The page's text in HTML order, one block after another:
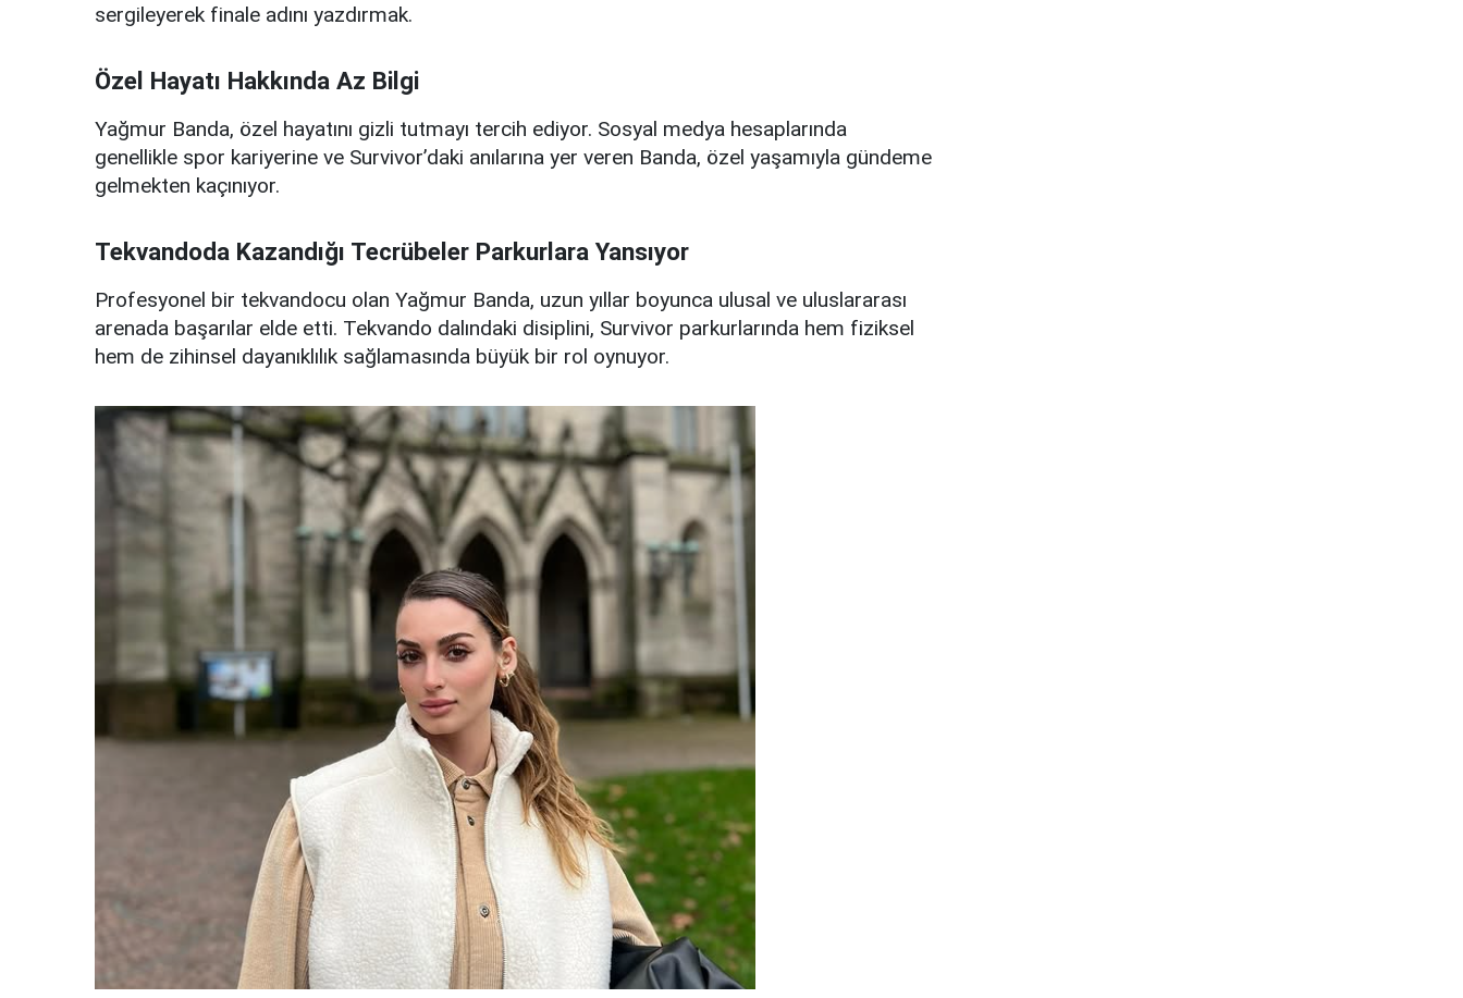
sergileyerek finale adını yazdırmak.
Özel Hayatı Hakkında Az Bilgi
Yağmur Banda, özel hayatını gizli tutmayı tercih ediyor. Sosyal medya hesaplarında
genellikle spor kariyerine ve Survivor’daki anılarına yer veren Banda, özel yaşamıyla gündeme
gelmekten kaçınıyor.
Tekvandoda Kazandığı Tecrübeler Parkurlara Yansıyor
Profesyonel bir tekvandocu olan Yağmur Banda, uzun yıllar boyunca ulusal ve uluslararası
arenada başarılar elde etti. Tekvando dalındaki disiplini, Survivor parkurlarında hem fiziksel
hem de zihinsel dayanıklılık sağlamasında büyük bir rol oynuyor.